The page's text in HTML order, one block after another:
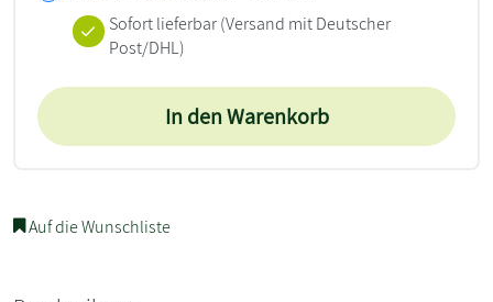
Sofort lieferbar(Versand mit Deutscher
Post/DHL)
In den Warenkorb
Auf die Wunschliste